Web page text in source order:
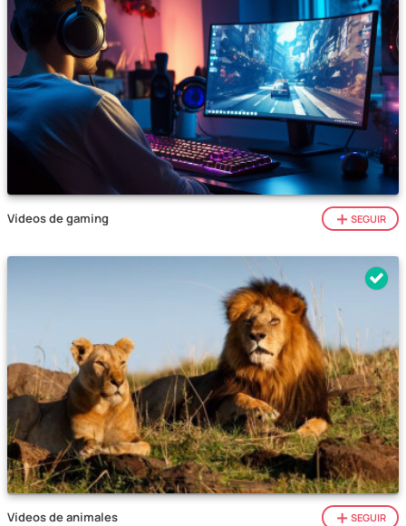
Vídeos de gaming SEGUIR
Vídeos de animales SEGUIR